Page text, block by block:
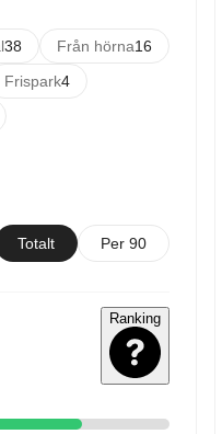
38 Från hörna16
Frispark4
Totalt Per 90
Ranking